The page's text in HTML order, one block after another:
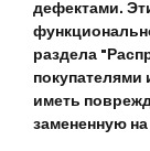
дефектами.
раздела
иметь
замененную